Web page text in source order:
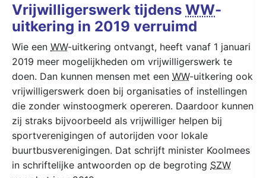
Vrijwilligerswerk tijdens WW-
uitkering in 2019 verruimd
Wie een WW-uitkering ontvangt, heeft vanaf 1 januari
2019 meer mogelijkheden om vrijwilligerswerk te
doen. Dan kunnen mensen met een WW-uitkering ook
vrijwilligerswerk doen bij organisaties of instellingen
die zonder winstoogmerk opereren. Daardoor kunnen
zij straks bijvoorbeeld als vrijwilliger helpen bij
sportverenigingen of autorijden voor lokale
buurtbusverenigingen. Dat schrijft minister Koolmees
in schriftelijke antwoorden op de begroting SZW